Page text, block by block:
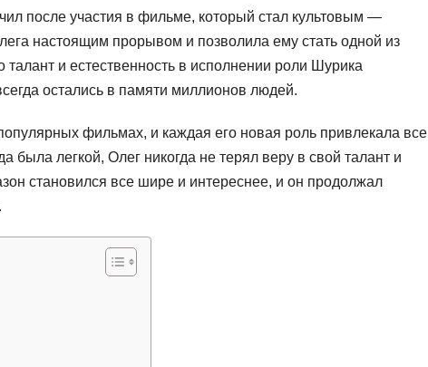
после участия в фильме, который стал культовым —
настоящим прорывом и позволила ему стать одной из
и естественность в исполнении роли Шурика
остались в памяти миллионов людей.
фильмах, и каждая его новая роль привлекала все
была легкой, Олег никогда не терял веру в свой талант и
становился все шире и интереснее, и он продолжал